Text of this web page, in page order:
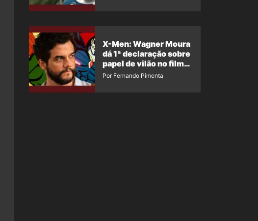
X-Men: Wagner Moura
dá 1ª declaração sobre
papel de vilão no filme
da Marvel
Por Fernando Pimenta